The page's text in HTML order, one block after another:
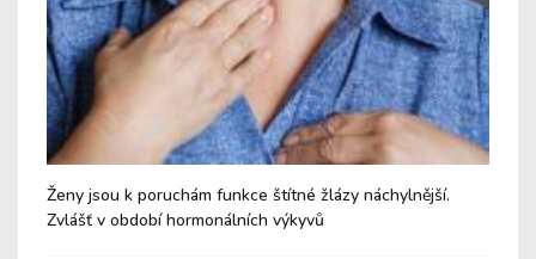
Ženy jsou k poruchám funkce štítné žlázy náchylnější.
Zvlášť v období hormonálních výkyvů